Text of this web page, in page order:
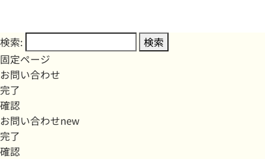
検索:
固定ページ
お問い合わせ
完了
確認
お問い合わせnew
完了
確認